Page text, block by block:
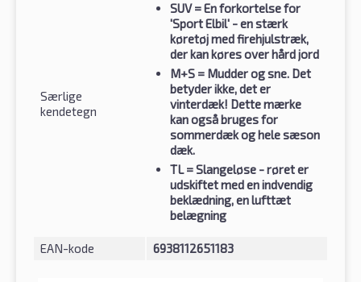
Særlige
kendetegn
SUV= En forkortelse for
'Sport Elbil' - en stærk
køretøj med firehjulstræk,
der kan køres over hård jord
M+S = Mudder og sne. Det
betyder ikke, det er
vinterdæk! Dette mærke
kan også bruges for
sommerdæk og hele sæson
dæk.
TL= Slangeløse - røret er
udskiftet med en indvendig
beklædning, en lufttæt
belægning
EAN-kode 6938112651183